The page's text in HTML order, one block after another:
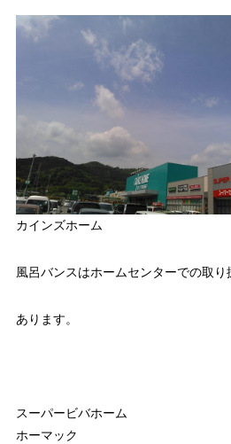
カインズホーム
風呂バンスはホームセンターでの取り
あります。
スーパービバホーム
ホーマック